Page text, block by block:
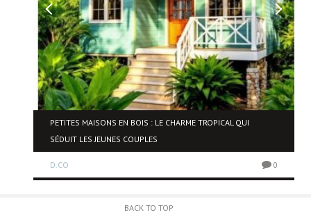
PETITES MAISONS EN BOIS : LE CHARME TROPICAL QUI
SÉDUIT LES JEUNES COUPLES
D.CO 0
BACK TO TOP